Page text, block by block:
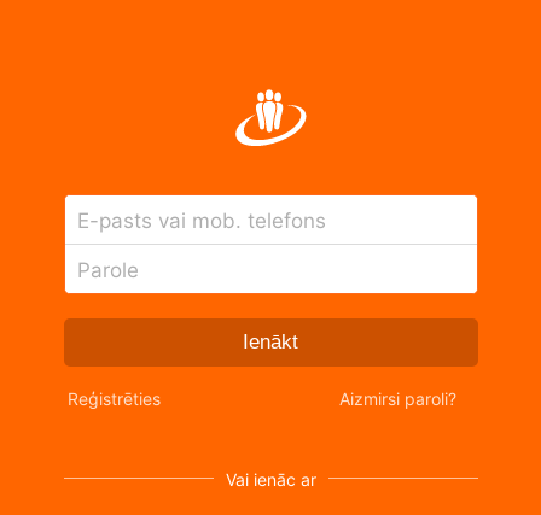
E-pasts vai mob. telefons
Parole
Ienākt
Reģistrēties Aizmirsi paroli?
Vai ienāc ar